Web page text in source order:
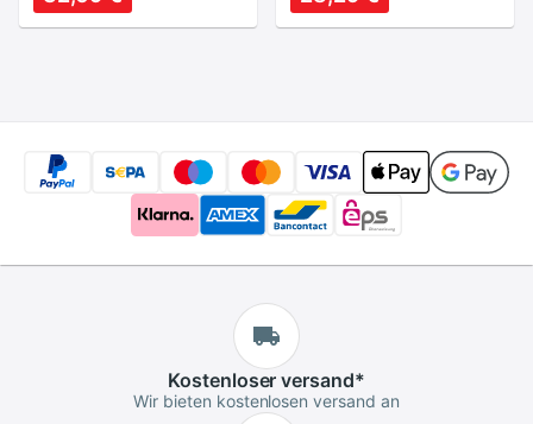
DSLR Kamera Freies
kamera objektiv
Kostenloser versand*
Wir bieten kostenlosen versand an